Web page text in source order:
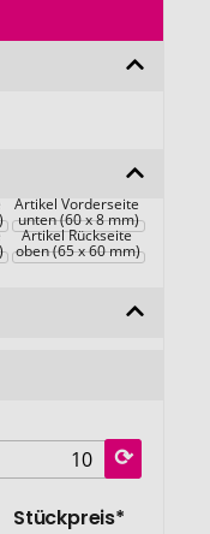
Artikel Vorderseite
unten (60 x 8 mm)
Artikel Rückseite
oben (65 x 60 mm)
Stückpreis*